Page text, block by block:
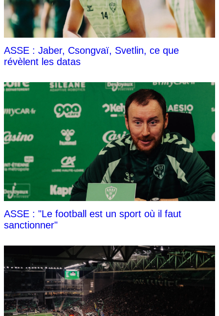
ASSE : Jaber, Csongvaï, Svetlin, ce que
révèlent les datas
ASSE : "Le football est un sport où il faut
sanctionner"